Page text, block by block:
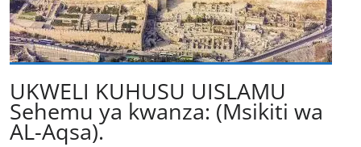
UKWELI KUHUSU UISLAMU
Sehemu ya kwanza: (Msikiti wa
AL-Aqsa).